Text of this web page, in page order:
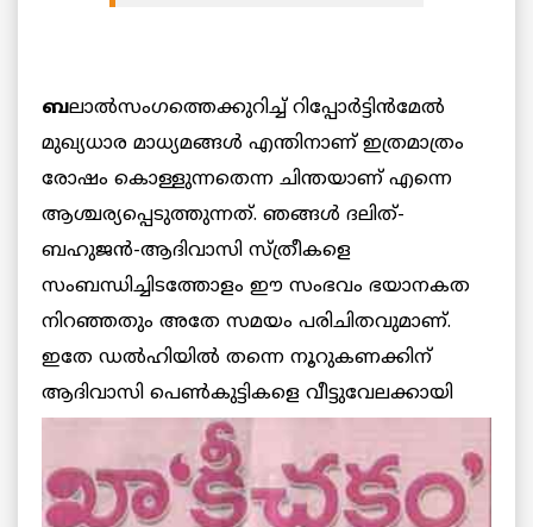
ബലാല്‍സംഗത്തെക്കുറിച്ച് റിപ്പോര്‍ട്ടിന്‍മേല്‍
മുഖ്യധാര മാധ്യമങ്ങള്‍ എന്തിനാണ് ഇത്രമാത്രം
രോഷം കൊള്ളുന്നതെന്ന ചിന്തയാണ് എന്നെ
ആശ്ചര്യപ്പെടുത്തുന്നത്. ഞങ്ങള്‍ ദലിത്-
ബഹുജന്‍-ആദിവാസി സ്ത്രീകളെ
സംബന്ധിച്ചിടത്തോളം ഈ സംഭവം ഭയാനകത
നിറഞ്ഞതും അതേ സമയം പരിചിതവുമാണ്.
ഇതേ ഡല്‍ഹിയില്‍ തന്നെ നൂറുകണക്കിന്
ആദിവാസി പെണ്‍കുട്ടികളെ വീട്ടുവേലക്കായി